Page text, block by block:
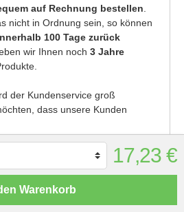
17,23 €
Warenkorb
auf Rechnung bestellen
nicht in Ordnung sein, so können
100 Tage zurück
wir Ihnen noch 3 Jahre
der Kundenservice groß
dass unsere Kunden
P-Touch 2450 Series - ob
- bei Druckerpatronen.de